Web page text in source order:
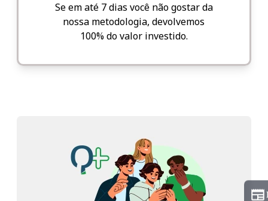
Se em até 7 dias você não gostar da
nossa metodologia, devolvemos
100% do valor investido.